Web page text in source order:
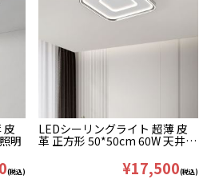
皮
明
(税込)
LEDシーリングライト 超薄 皮
革 正方形 50*50cm 60W 天井照
¥17,500(税込)